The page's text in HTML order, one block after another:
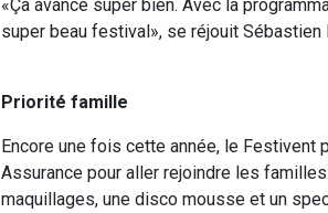
«Ça avance super bien. Avec la
super beau festival», se réjouit Sébastien
Priorité famille
Encore une fois cette année, le Festivent
Assurance pour aller rejoindre les
maquillages, une disco mousse et un